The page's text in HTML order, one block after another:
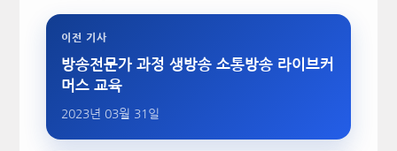
이전 기사
방송전문가 과정 생방송 소통방송 라이브커
머스 교육
2023년 03월 31일